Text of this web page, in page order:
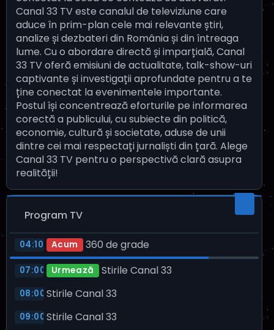
Canal 33 TV este canalul de televiziune care
aduce în prim-plan cele mai relevante știri,
analize și dezbateri din România și din întreaga
lume. Cu o abordare directă și imparțială, Canal
33 TV oferă emisiuni de actualitate, talk-show-uri
captivante și investigații aprofundate pentru a te
ține conectat la evenimentele importante.
Postul își concentrează eforturile pe informarea
corectă a publicului, cu subiecte din politică,
economie, cultură și societate, aduse de unii
dintre cei mai respectați jurnaliști din țară. Alege
Canal 33 TV pentru o perspectivă clară asupra
realității!
Program TV
04:10 Acum 360 de grade
07:00 Urmează Stirile Canal 33
08:00 Stirile Canal 33
09:00 Stirile Canal 33